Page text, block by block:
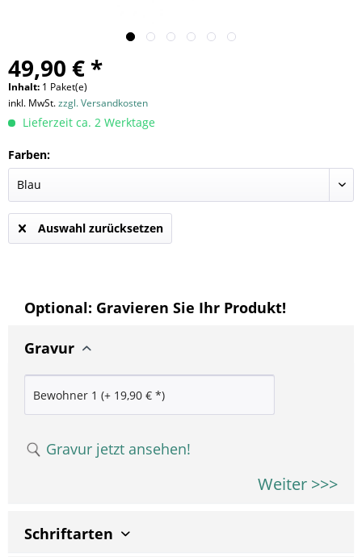
49,90 € *
Inhalt: 1 Paket(e)
inkl. MwSt.zzgl. Versandkosten
Lieferzeit ca. 2 Werktage
Farben:
Auswahl zurücksetzen
Optional: Gravieren Sie Ihr Produkt!
Gravur
Gravur jetzt ansehen!
Weiter >>>
Schriftarten